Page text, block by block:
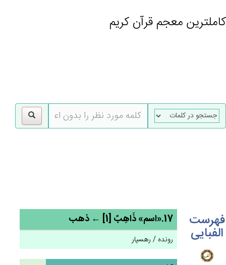
کاملترین معجم قرآن کریم
فهرست
الفبایی
17.«اسم» ذَاهِب‌ٌ [1] ← ذهب
رونده / رهسپار